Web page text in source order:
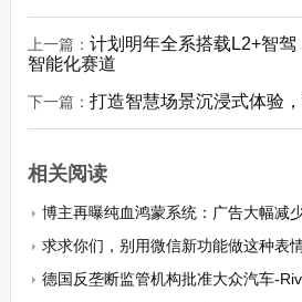
上一篇： 计划明年全系搭载L2+智
智能化赛道
下一篇： 打造智慧场景沉浸式体验
相关阅读
博主再曝纯血鸿蒙系统：广告大幅减
求求你们，别用微信新功能做这种表
德国反垄断监管机构批准大众汽车-